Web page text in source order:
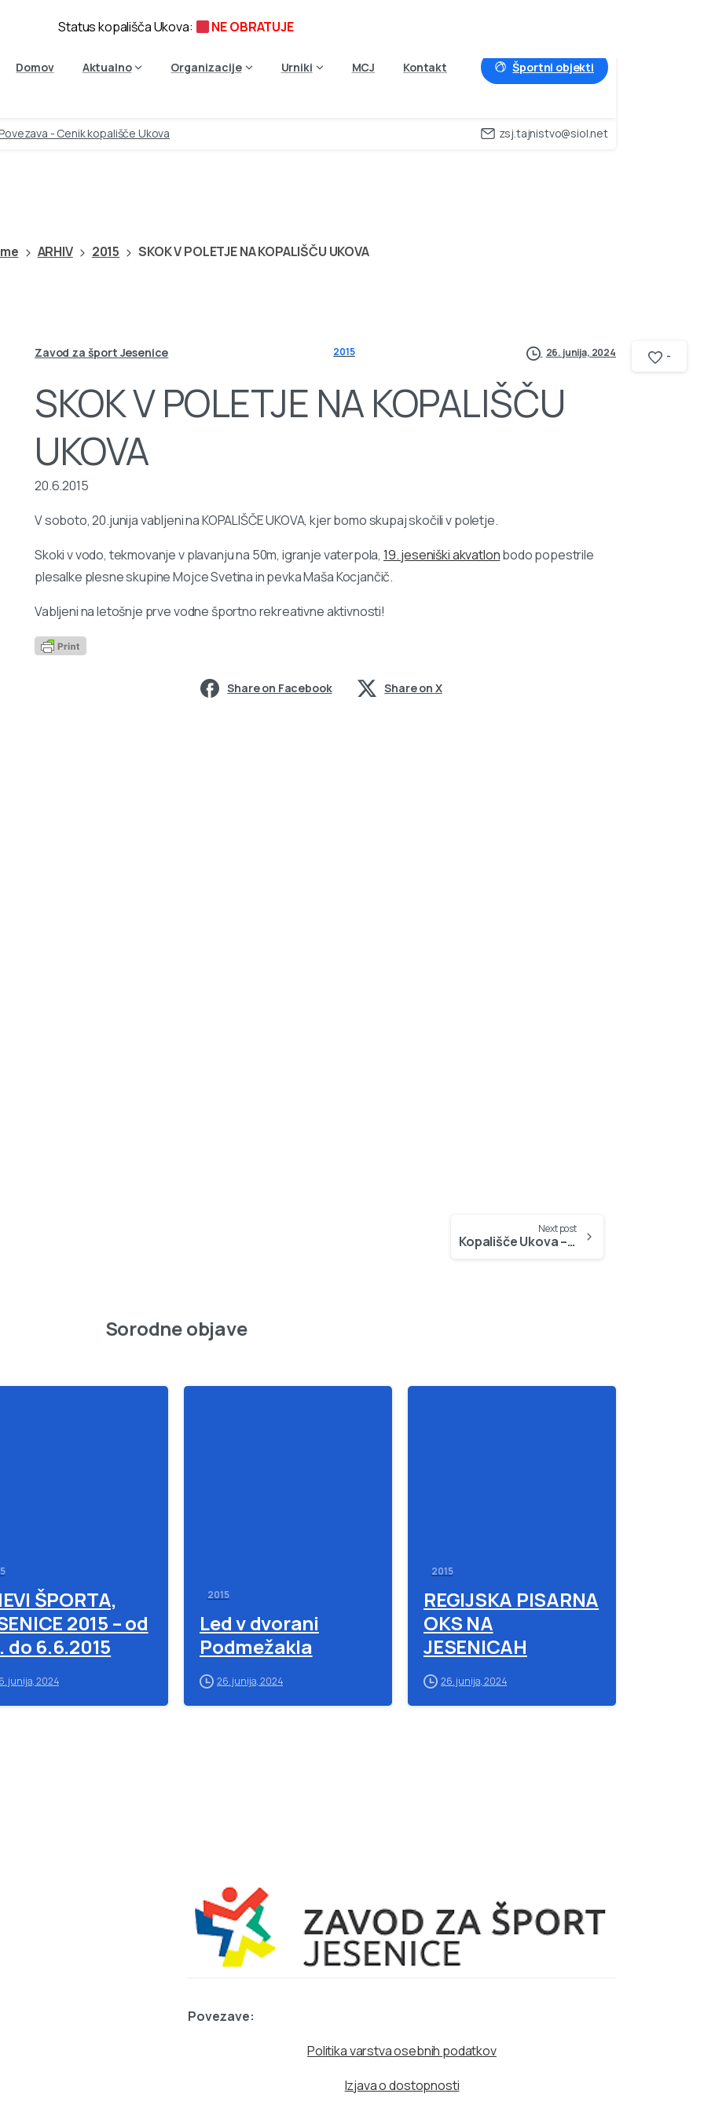
Domov Aktualno Organizacije Urniki MCJ Kontakt Športni objekti
- Cenik kopališče Ukova zsj.tajnistvo@siol.net
ARHIV 2015 SKOK V POLETJE NA KOPALIŠČU UKOVA
Zavod za šport Jesenice 2015 26. junija, 2024
SKOK V POLETJE NA KOPALIŠČU
UKOVA
20.6.2015
V soboto, 20.junija vabljeni na KOPALIŠČE UKOVA, kjer bomo skupaj skočili v poletje.
Skoki v vodo, tekmovanje v plavanju na 50m, igranje vaterpola, 19. jeseniški akvatlonbodo popestrile
plesalke plesne skupine Mojce Svetina in pevka Maša Kocjančič.
Vabljeni na letošnje prve vodne športno rekreativne aktivnosti!
-
Share on Facebook Share on X
Next post
Kopališče Ukova – obratovalni čas za kopalno sezono 2015
Sorodne objave
ŠPORTA,
2015 – od
do 6.6.2015
junija, 2024
2015
Led v dvorani
Podmežakla
26. junija, 2024
2015
REGIJSKA PISARNA
OKS NA
JESENICAH
26. junija, 2024
Povezave:
Politika varstva osebnih podatkov
Izjava o dostopnosti
Status kopališča Ukova: NE OBRATUJE